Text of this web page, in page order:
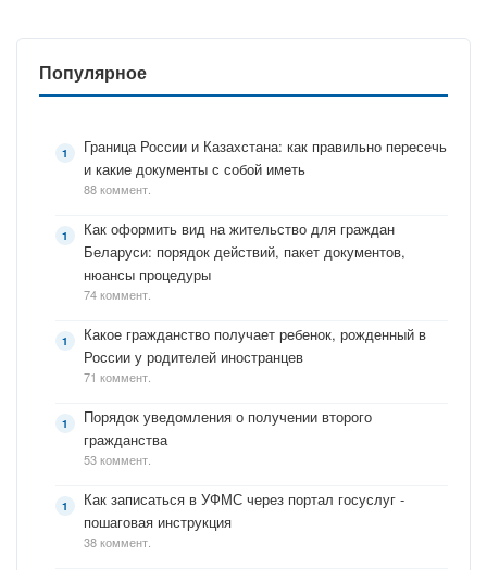
Популярное
Граница России и Казахстана: как правильно пересечь
и какие документы с собой иметь
88 коммент.
Как оформить вид на жительство для граждан
Беларуси: порядок действий, пакет документов,
нюансы процедуры
74 коммент.
Какое гражданство получает ребенок, рожденный в
России у родителей иностранцев
71 коммент.
Порядок уведомления о получении второго
гражданства
53 коммент.
Как записаться в УФМС через портал госуслуг -
пошаговая инструкция
38 коммент.